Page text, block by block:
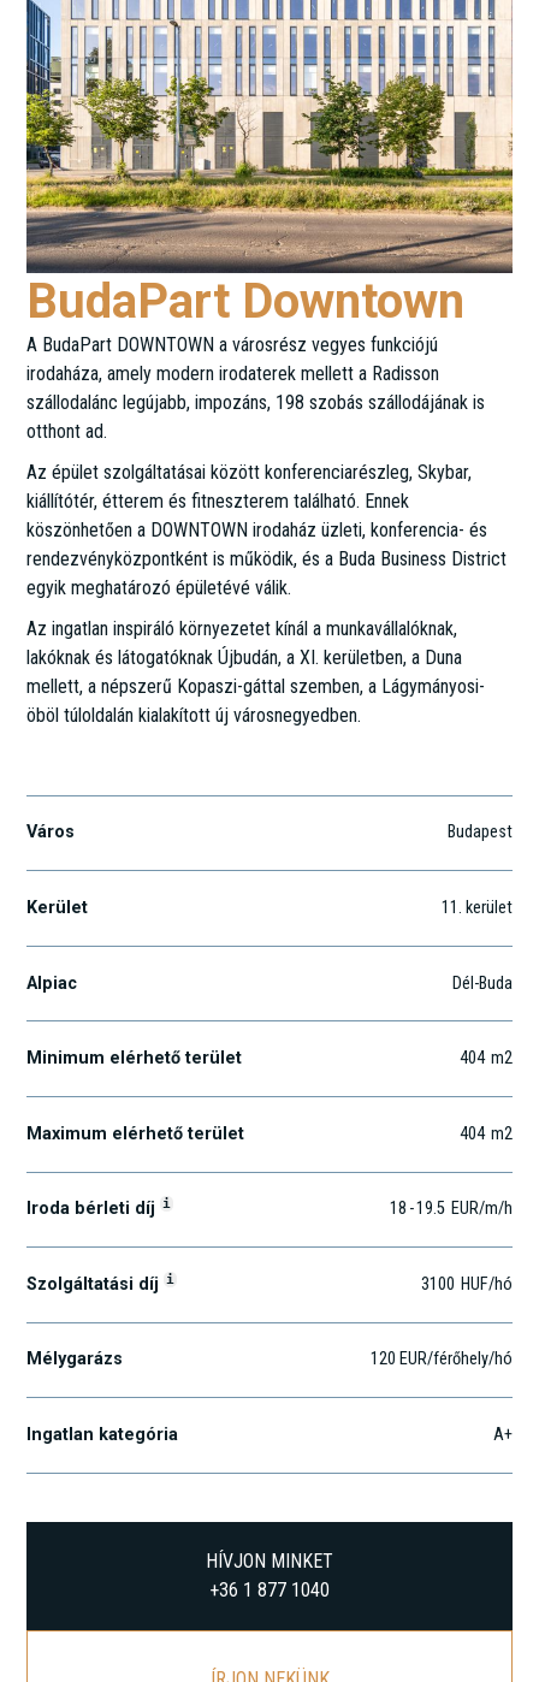
BudaPart Downtown
A BudaPart DOWNTOWN a városrész vegyes funkciójú
irodaháza, amely modern irodaterek mellett a Radisson
szállodalánc legújabb, impozáns, 198 szobás szállodájának is
otthont ad.
Az épület szolgáltatásai között konferenciarészleg, Skybar,
kiállítótér, étterem és fitneszterem található. Ennek
köszönhetően a DOWNTOWN irodaház üzleti, konferencia- és
rendezvényközpontként is működik, és a Buda Business District
egyik meghatározó épületévé válik.
Az ingatlan inspiráló környezetet kínál a munkavállalóknak,
lakóknak és látogatóknak Újbudán, a XI. kerületben, a Duna
mellett, a népszerű Kopaszi-gáttal szemben, a Lágymányosi-
öböl túloldalán kialakított új városnegyedben.
Város Budapest
Kerület 11. kerület
Alpiac Dél-Buda
Minimum elérhető terület 404 m2
Maximum elérhető terület 404 m2
Iroda bérleti díj i 18 -19.5 EUR/m/h
Szolgáltatási díj i 3100 HUF/hó
Mélygarázs 120 EUR/férőhely/hó
Ingatlan kategória A+
HÍVJON MINKET
+36 1 877 1040